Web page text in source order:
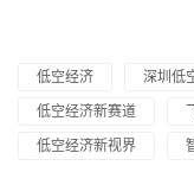
低空经济 深圳低
低空经济新赛道
低空经济新视界